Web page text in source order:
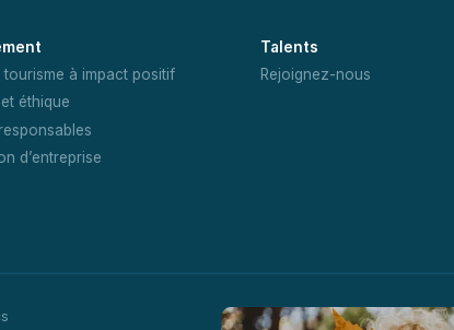
tourisme à impact positif
éthique
d’entreprise
Talents
Rejoignez-nous